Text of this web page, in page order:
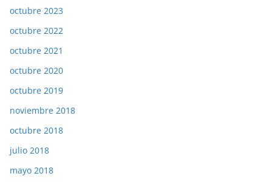
octubre 2023
octubre 2022
octubre 2021
octubre 2020
octubre 2019
noviembre 2018
octubre 2018
julio 2018
mayo 2018